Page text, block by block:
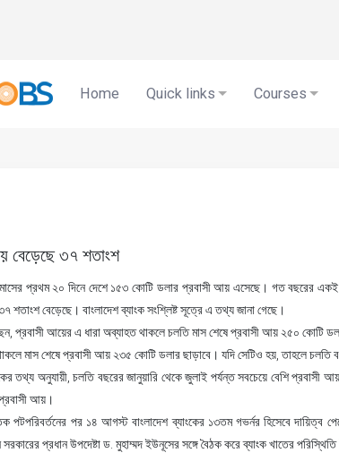
Home Quick links Courses
বেড়েছে ৩৭ শতাংশ
প্রথম ২০ দিনে দেশে ১৫৩ কোটি ডলার প্রবাসী আয় এসেছে। গত বছরের
শতাংশ বেড়েছে। বাংলাদেশ ব্যাংক সংশ্লিষ্ট সূত্রে এ তথ্য জানা গেছে।
প্রবাসী আয়ের এ ধারা অব্যাহত থাকলে চলতি মাস শেষে প্রবাসী আয় ২৫০ কোটি
মাস শেষে প্রবাসী আয় ২৩৫ কোটি ডলার ছাড়াবে। যদি সেটিও হয়, তাহলে
তথ্য অনুযায়ী, চলতি বছরের জানুয়ারি থেকে জুলাই পর্যন্ত সবচেয়ে বেশি
আয়।
পটপরিবর্তনের পর ১৪ আগস্ট বাংলাদেশ ব্যাংকের ১৩তম গভর্নর হিসেবে দায়িত্ব
সরকারের প্রধান উপদেষ্টা ড. মুহাম্মদ ইউনূসের সঙ্গে বৈঠক করে ব্যাংক খাতের